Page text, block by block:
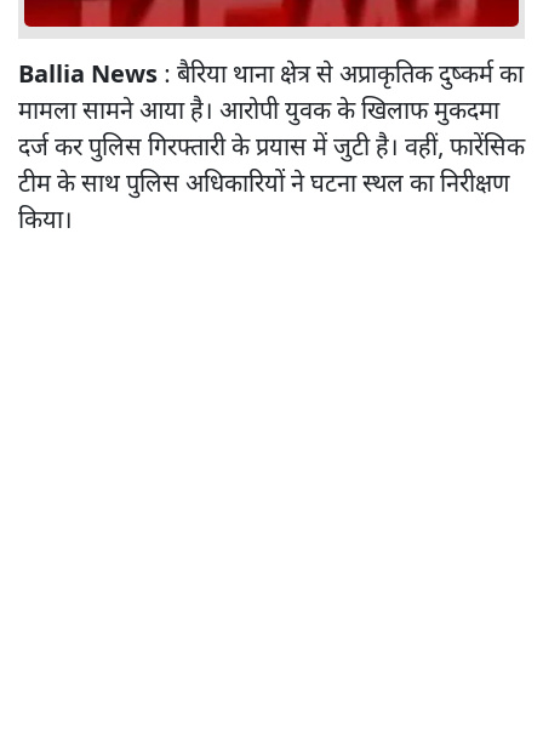
Ballia News : बैरिया थाना क्षेत्र से अप्राकृतिक दुष्कर्म का
मामला सामने आया है। आरोपी युवक के खिलाफ मुकदमा
दर्ज कर पुलिस गिरफ्तारी के प्रयास में जुटी है। वहीं, फारेंसिक
टीम के साथ पुलिस अधिकारियों ने घटना स्थल का निरीक्षण
किया।